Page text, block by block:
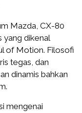
Mazda, CX-80
yang dikenal
of Motion. Filosofi
tegas, dan
dinamis bahkan
mengenai